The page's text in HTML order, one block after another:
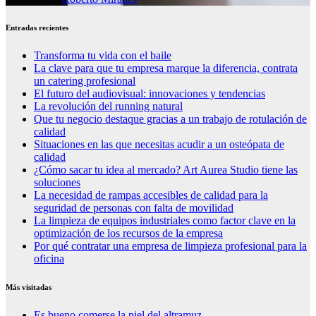
Entradas recientes
Transforma tu vida con el baile
La clave para que tu empresa marque la diferencia, contrata
un catering profesional
El futuro del audiovisual: innovaciones y tendencias
La revolución del running natural
Que tu negocio destaque gracias a un trabajo de rotulación de
calidad
Situaciones en las que necesitas acudir a un osteópata de
calidad
¿Cómo sacar tu idea al mercado? Art Aurea Studio tiene las
soluciones
La necesidad de rampas accesibles de calidad para la
seguridad de personas con falta de movilidad
La limpieza de equipos industriales como factor clave en la
optimización de los recursos de la empresa
Por qué contratar una empresa de limpieza profesional para la
oficina
Más visitadas